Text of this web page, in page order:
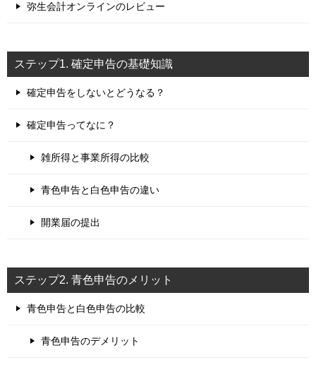
弥生会計オンラインのレビュー
ステップ1. 確定申告の基礎知識
確定申告をしないとどうなる？
確定申告ってなに？
雑所得と事業所得の比較
青色申告と白色申告の違い
開業届の提出
ステップ2. 青色申告のメリット
青色申告と白色申告の比較
青色申告のデメリット